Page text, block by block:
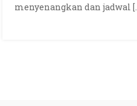
menyenangkan dan jadwal